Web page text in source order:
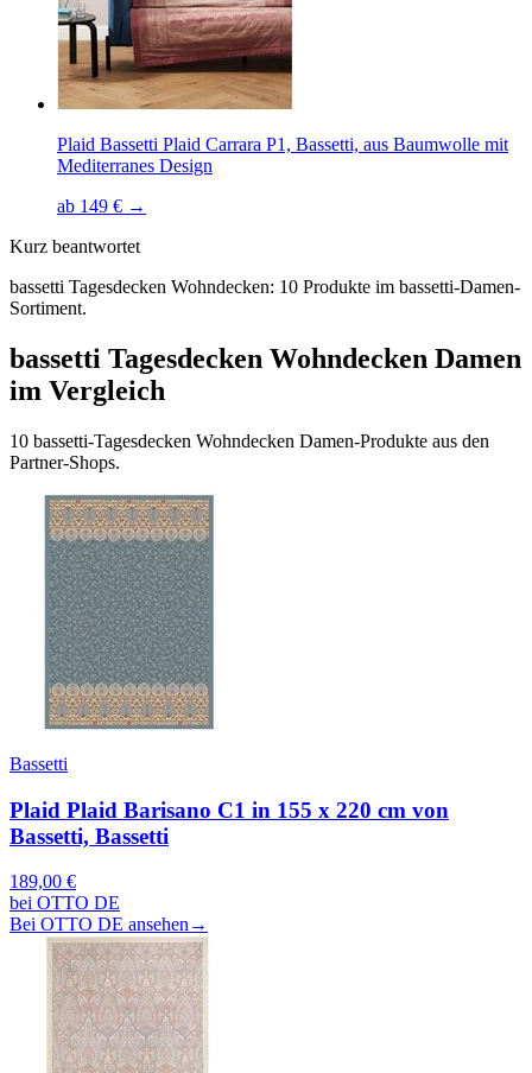
Plaid Bassetti Plaid Carrara P1, Bassetti, aus Baumwolle mit
Mediterranes Design
ab 149 € →
Kurz beantwortet
bassetti Tagesdecken Wohndecken: 10 Produkte im bassetti-Damen-
Sortiment.
bassetti Tagesdecken Wohndecken Damen
im Vergleich
10 bassetti-Tagesdecken Wohndecken Damen-Produkte aus den
Partner-Shops.
Bassetti
Plaid Plaid Barisano C1 in 155 x 220 cm von
Bassetti, Bassetti
189,00 €
bei OTTO DE
Bei OTTO DE ansehen →